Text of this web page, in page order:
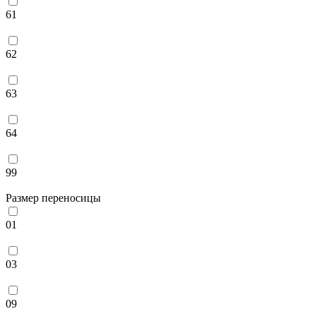
61
62
63
64
99
Размер переносицы
01
03
09